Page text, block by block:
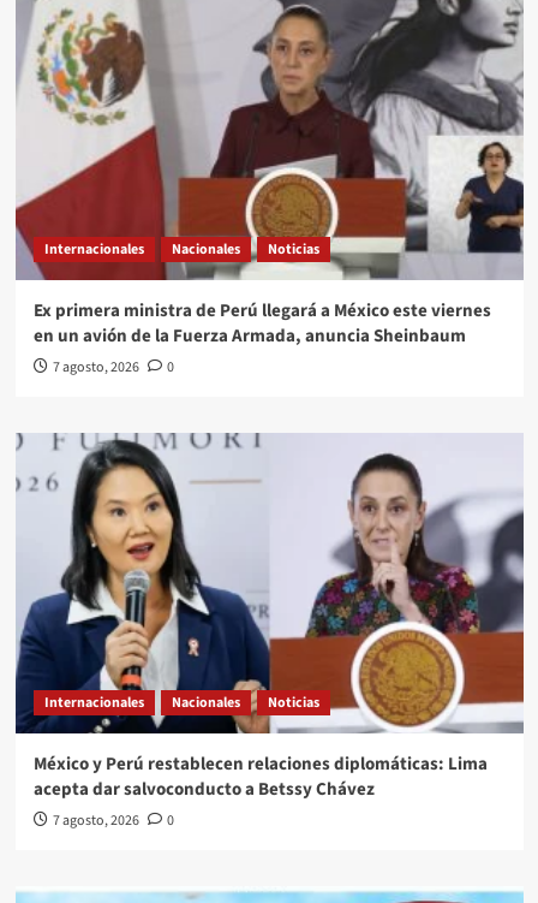
Internacionales Nacionales Noticias
Ex primera ministra de Perú llegará a México este viernes
en un avión de la Fuerza Armada, anuncia Sheinbaum
7 agosto, 2026 0
Internacionales Nacionales Noticias
México y Perú restablecen relaciones diplomáticas: Lima
acepta dar salvoconducto a Betssy Chávez
7 agosto, 2026 0